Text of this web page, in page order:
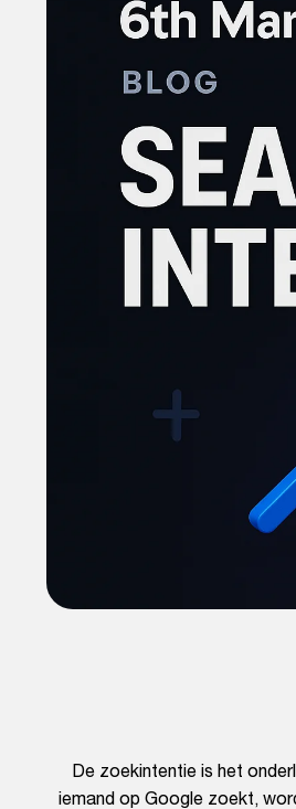
De zoekintentie is het
iemand op Google zoekt,